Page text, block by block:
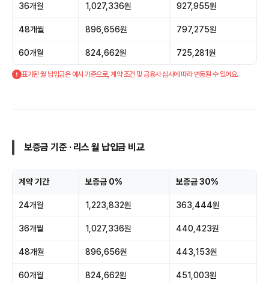
36개월 1,027,336원 927,955원
48개월 896,656원 797,275원
60개월 824,662원 725,281원
표기된 월 납입금은 예시 기준으로, 계약 조건 및 금융사 심사에 따라 변동될 수 있어요.
보증금 기준 · 리스 월 납입금 비교
계약 기간 보증금 0% 보증금 30%
24개월 1,223,832원 363,444원
36개월 1,027,336원 440,423원
48개월 896,656원 443,153원
60개월 824,662원 451,003원